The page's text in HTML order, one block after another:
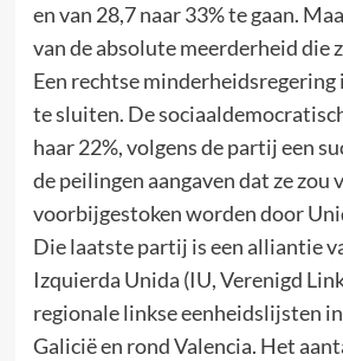
en van 28,7 naar 33% te gaan.
van de absolute meerderheid die
Een rechtse
te sluiten. De
haar 22%, volgens de partij een
de peilingen aangaven dat ze zou
voorbijgestoken worden door
Die laatste partij is een alliantie
Izquierda Unida (IU, Verenigd
regionale linkse eenheidslijsten
Galicië en rond Valencia. Het